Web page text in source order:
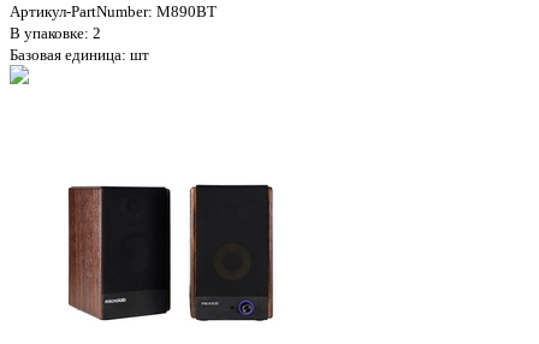
Артикул-PartNumber: M890BT
В упаковке: 2
Базовая единица: шт